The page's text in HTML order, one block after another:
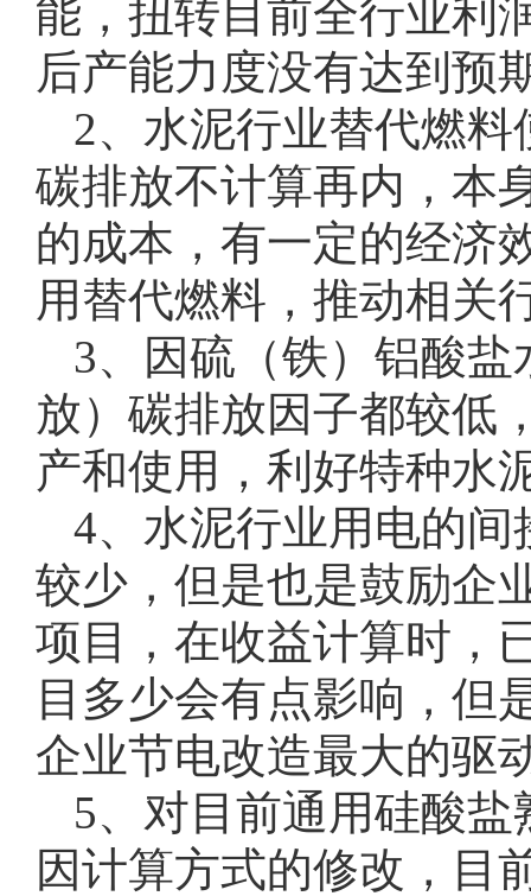
能，扭转目前全行业利
后产能力度没有达到预
2、水泥行业替代燃
碳排放不计算再内，本
的成本，有一定的经济
用替代燃料，推动相关
3、因硫（铁）铝酸
放）碳排放因子都较低
产和使用，利好特种水
4、水泥行业用电的
较少，但是也是鼓励企
项目，在收益计算时，
目多少会有点影响，但
企业节电改造最大的驱
5、对目前通用硅酸
因计算方式的修改，目